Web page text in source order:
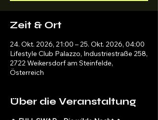
Zeit & Ort
24. Okt. 2026, 21:00 – 25. Okt. 2026, 04:00
Lifestyle Club Palazzo, Industriestraße 258,
2722 Weikersdorf am Steinfelde,
Österreich
Über die Veranstaltung